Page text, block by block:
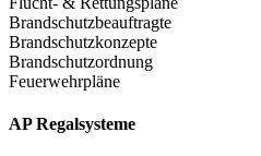
Brandschutzbeauftragte
Brandschutzkonzepte
Brandschutzordnung
Feuerwehrpläne
AP Regalsysteme